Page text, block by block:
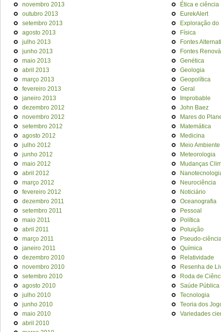
novembro 2013
outubro 2013
setembro 2013
agosto 2013
julho 2013
junho 2013
maio 2013
abril 2013
março 2013
fevereiro 2013
janeiro 2013
dezembro 2012
novembro 2012
setembro 2012
agosto 2012
julho 2012
junho 2012
maio 2012
abril 2012
março 2012
fevereiro 2012
dezembro 2011
setembro 2011
maio 2011
abril 2011
março 2011
janeiro 2011
dezembro 2010
novembro 2010
setembro 2010
agosto 2010
julho 2010
junho 2010
maio 2010
abril 2010
Ética e ciência
EurekAlert
Exploração do
Física
Fontes
Fontes
Genética
Geologia
Geopolítica
Geral
Improbable
John Baez
Mares do
Matemática
Medicina
Meio Ambiente
Meteorologia
Mudanças
Neurociência
Noticiário
Oceanografia
Pessoal
Política
Poluição
Pseudo-
Química
Relatividade
Resenha de
Roda de
Saúde Pública
Tecnologia
Teoria dos
Variedades